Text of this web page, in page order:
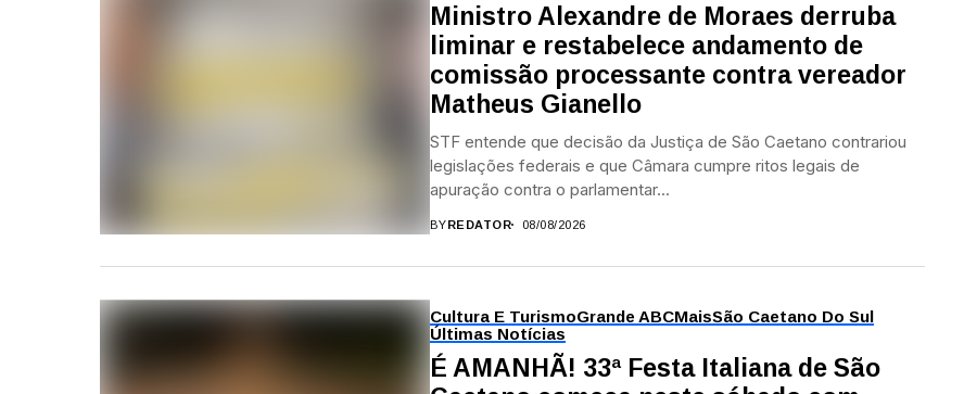
Ministro Alexandre de Moraes derruba
liminar e restabelece andamento de
comissão processante contra vereador
Matheus Gianello
STF entende que decisão da Justiça de São Caetano contrariou
legislações federais e que Câmara cumpre ritos legais de
apuração contra o parlamentar...
BYREDATOR 08/08/2026
Cultura E TurismoGrande ABCMaisSão Caetano Do Sul
Últimas Notícias
É AMANHÃ! 33ª Festa Italiana de São